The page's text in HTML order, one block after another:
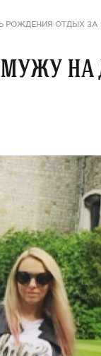
ОТДЫХ ЗА